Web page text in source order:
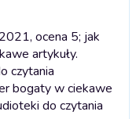
ocena 5; jak
artykuły.
czytania
bogaty w ciekawe
do czytania